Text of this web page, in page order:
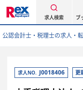
求人検索 ブ
公認会計士・税理士の求人・
求人NO. J0018406 更